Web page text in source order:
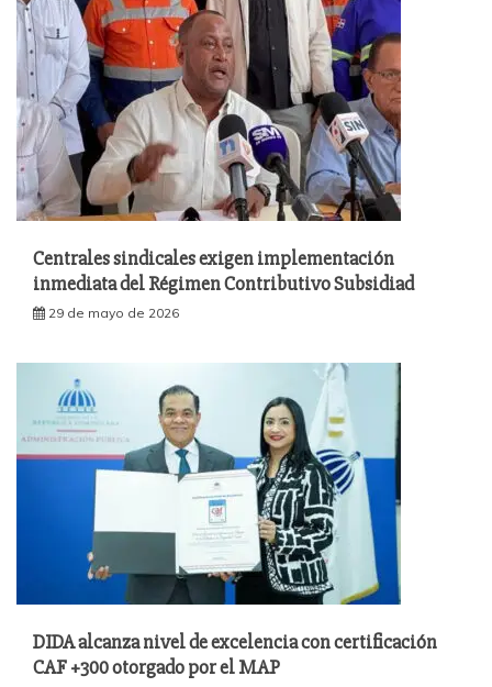
Centrales sindicales exigen implementación
inmediata del Régimen Contributivo Subsidiad
29 de mayo de 2026
DIDA alcanza nivel de excelencia con certificación
CAF +300 otorgado por el MAP